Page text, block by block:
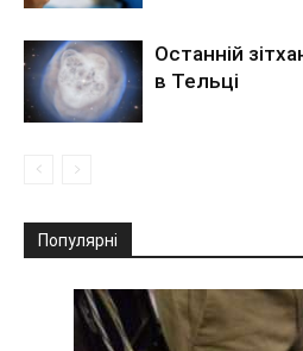
Останній
в Тельці
Популярні